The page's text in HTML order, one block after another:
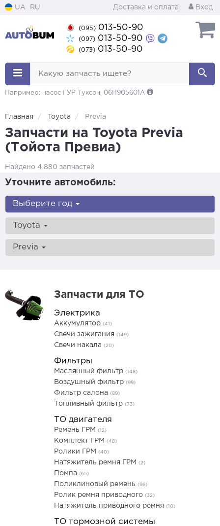
UA RU Доставка и оплата Вход
(095) 013-50-90
(097) 013-50-90
(073) 013-50-90
Какую запчасть ищете?
Например: насос ГУР Туксон, 06H905601A
Главная Toyota Previa
Запчасти на Toyota Previa
(Тойота Превиа)
Найдено 4 880 запчастей
Уточните автомобиль:
Выберите год
Toyota
Previa
Запчасти для ТО
Электрика
Аккумулятор (41)
Свечи зажигания (149)
Свечи накала (20)
Фильтры
Маслянный фильтр (148)
Воздушный фильтр (99)
Фильтр салона (89)
Топливный фильтр (73)
ТО двигателя
Ремень ГРМ (12)
Комплект ГРМ (48)
Ролики ГРМ (40)
Натяжитель ремня ГРМ (2)
Помпа (65)
Поликлиновый ремень (96)
Ролик ремня приводного (32)
Натяжитель приводного ремня (10)
ТО тормозной системы